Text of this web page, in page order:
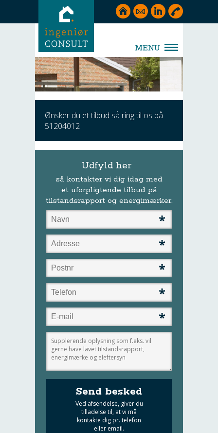
Ønsker du et tilbud så ring til os på
51204012
Udfyld her
så kontakter vi dig idag med
et uforpligtende tilbud på
tilstandsrapport og energimærker.
*
*
*
*
*
Send besked
Ved afsendelse, giver du
tilladelse til, at vi må
kontakte dig pr. telefon
eller email.